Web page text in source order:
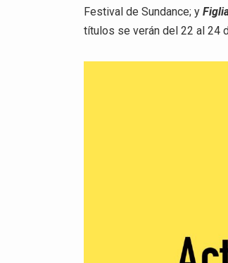
Festival de Sundance; y
títulos se verán del 22 al 24